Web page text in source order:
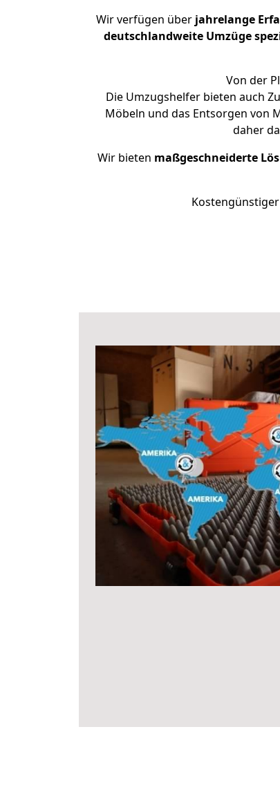
Wir verfügen überjahrelange
deutschlandweite Umzüge
Von der
Die Umzugshelfer bieten auch
Möbeln und das Entsorgen von
daher
Wir bieten maßgeschneiderte